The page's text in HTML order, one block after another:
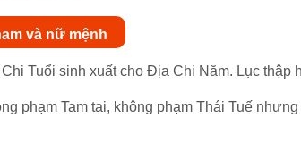
và nữ mệnh
Tuổi sinh xuất cho Địa Chi Năm. Lục thập
phạm Tam tai, không phạm Thái Tuế